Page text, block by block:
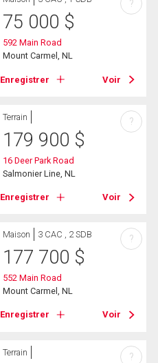
75 000 $
592 Main Road
Mount Carmel, NL
Enregistrer Voir
?
Terrain
179 900 $
16 Deer Park Road
Salmonier Line, NL
Enregistrer Voir
?
Maison 3 CAC , 2 SDB
177 700 $
552 Main Road
Mount Carmel, NL
Enregistrer Voir
?
Terrain ?